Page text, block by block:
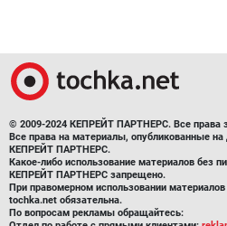
© 2009-2024 КЕПРЕЙТ ПАРТНЕРС. Все
Все права на материалы, опубликованные
КЕПРЕЙТ ПАРТНЕРС.
Какое-либо использование материалов без
КЕПРЕЙТ ПАРТНЕРС запрещено.
При правомерном использовании
tochka.net обязательна.
По вопросам рекламы обращайтесь: